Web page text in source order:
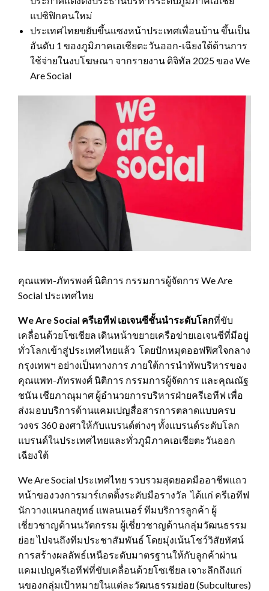
แปซิฟิกคนใหม่
ประเทศไทยขยับขึ้นแซงหน้าประเทศเพื่อนบ้าน ขึ้นเป็น
อันดับ 1 ของภูมิภาคเอเชียตะวันออก-เฉียงใต้ด้านการ
ใช้จ่ายในงบโฆษณา จากรายงาน ดิจิทัล 2025 ของ We
Are Social
คุณแพท-ภัทรพงศ์ นิติการ กรรมการผู้จัดการ We Are
Social ประเทศไทย
We Are Social ครีเอทีฟ เอเจนซีชั้นนำระดับโลกที่ขับ
เคลื่อนด้วยโซเชียล เดินหน้าขยายเครือข่ายเอเจนซีที่มีอยู่
ทั่วโลกเข้าสู่ประเทศไทยแล้ว โดยปักหมุดออฟฟิศใจกลาง
กรุงเทพฯ อย่างเป็นทางการ ภายใต้การนำทัพบริหารของ
คุณแพท-ภัทรพงศ์ นิติการ กรรมการผู้จัดการ และคุณณัฐ
ชนัน เชียภาณุมาศ ผู้อำนวยการบริหารฝ่ายครีเอทีฟ เพื่อ
ส่งมอบบริการด้านแคมเปญสื่อสารการตลาดแบบครบ
วงจร 360 องศาให้กับแบรนด์ต่างๆ ทั้งแบรนด์ระดับโลก
แบรนด์ในประเทศไทยและทั่วภูมิภาคเอเชียตะวันออก
เฉียงใต้
We Are Social ประเทศไทย รวบรวมสุดยอดมืออาชีพแถว
หน้าของวงการมาร์เกตติ้งระดับมือรางวัล ได้แก่ ครีเอทีฟ
นักวางแผนกลยุทธ์ แพลนเนอร์ ทีมบริการลูกค้า ผู้
เชี่ยวชาญด้านนวัตกรรม ผู้เชี่ยวชาญด้านกลุ่มวัฒนธรรม
ย่อย ไปจนถึงทีมประชาสัมพันธ์ โดยมุ่งเน้นโชว์วิสัยทัศน์
การสร้างผลลัพธ์เหนือระดับมาตรฐานให้กับลูกค้าผ่าน
แคมเปญครีเอทีฟที่ขับเคลื่อนด้วยโซเชียล เจาะลึกถึงแก่
นของกลุ่มเป้าหมายในแต่ละวัฒนธรรมย่อย (Subcultures)